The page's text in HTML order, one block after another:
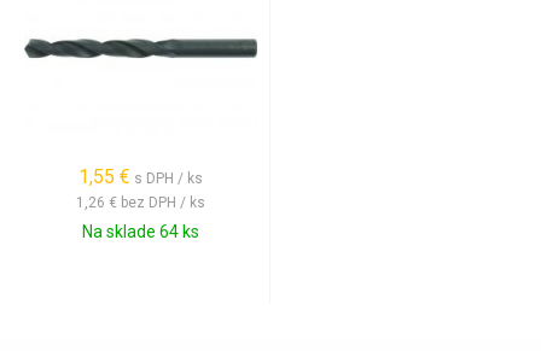
1,55 € s DPH / ks
1,26 € bez DPH / ks
Na sklade 64 ks